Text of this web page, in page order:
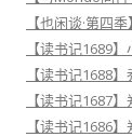
【也闲谈·第四
【读书记1689
【读书记1688
【读书记1687
【读书记1686